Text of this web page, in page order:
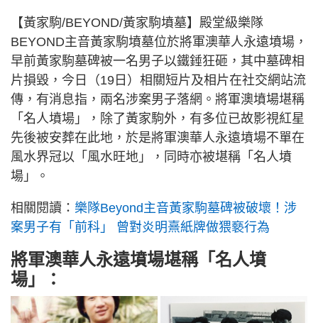
【黃家駒/BEYOND/黃家駒墳墓】殿堂級樂隊
BEYOND主音黃家駒墳墓位於將軍澳華人永遠墳場，
早前黃家駒墓碑被一名男子以鐵錘狂砸，其中墓碑相
片損毀，今日（19日）相關短片及相片在社交網站流
傳，有消息指，兩名涉案男子落網。將軍澳墳場堪稱
「名人墳場」，除了黃家駒外，有多位已故影視紅星
先後被安葬在此地，於是將軍澳華人永遠墳場不單在
風水界冠以「風水旺地」，同時亦被堪稱「名人墳
場」。
相關閱讀： 樂隊Beyond主音黃家駒墓碑被破壞！涉
案男子有「前科」 曾對炎明熹紙牌做猥褻行為
將軍澳華人永遠墳場堪稱「名人墳
場」：